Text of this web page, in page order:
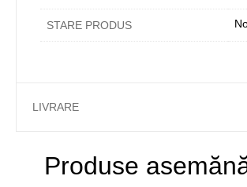
STARE PRODUS
LIVRARE
Produse